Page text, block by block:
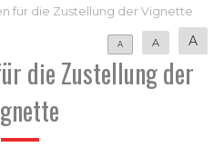
für die Zustellung der Vignette
A A A
die Zustellung der